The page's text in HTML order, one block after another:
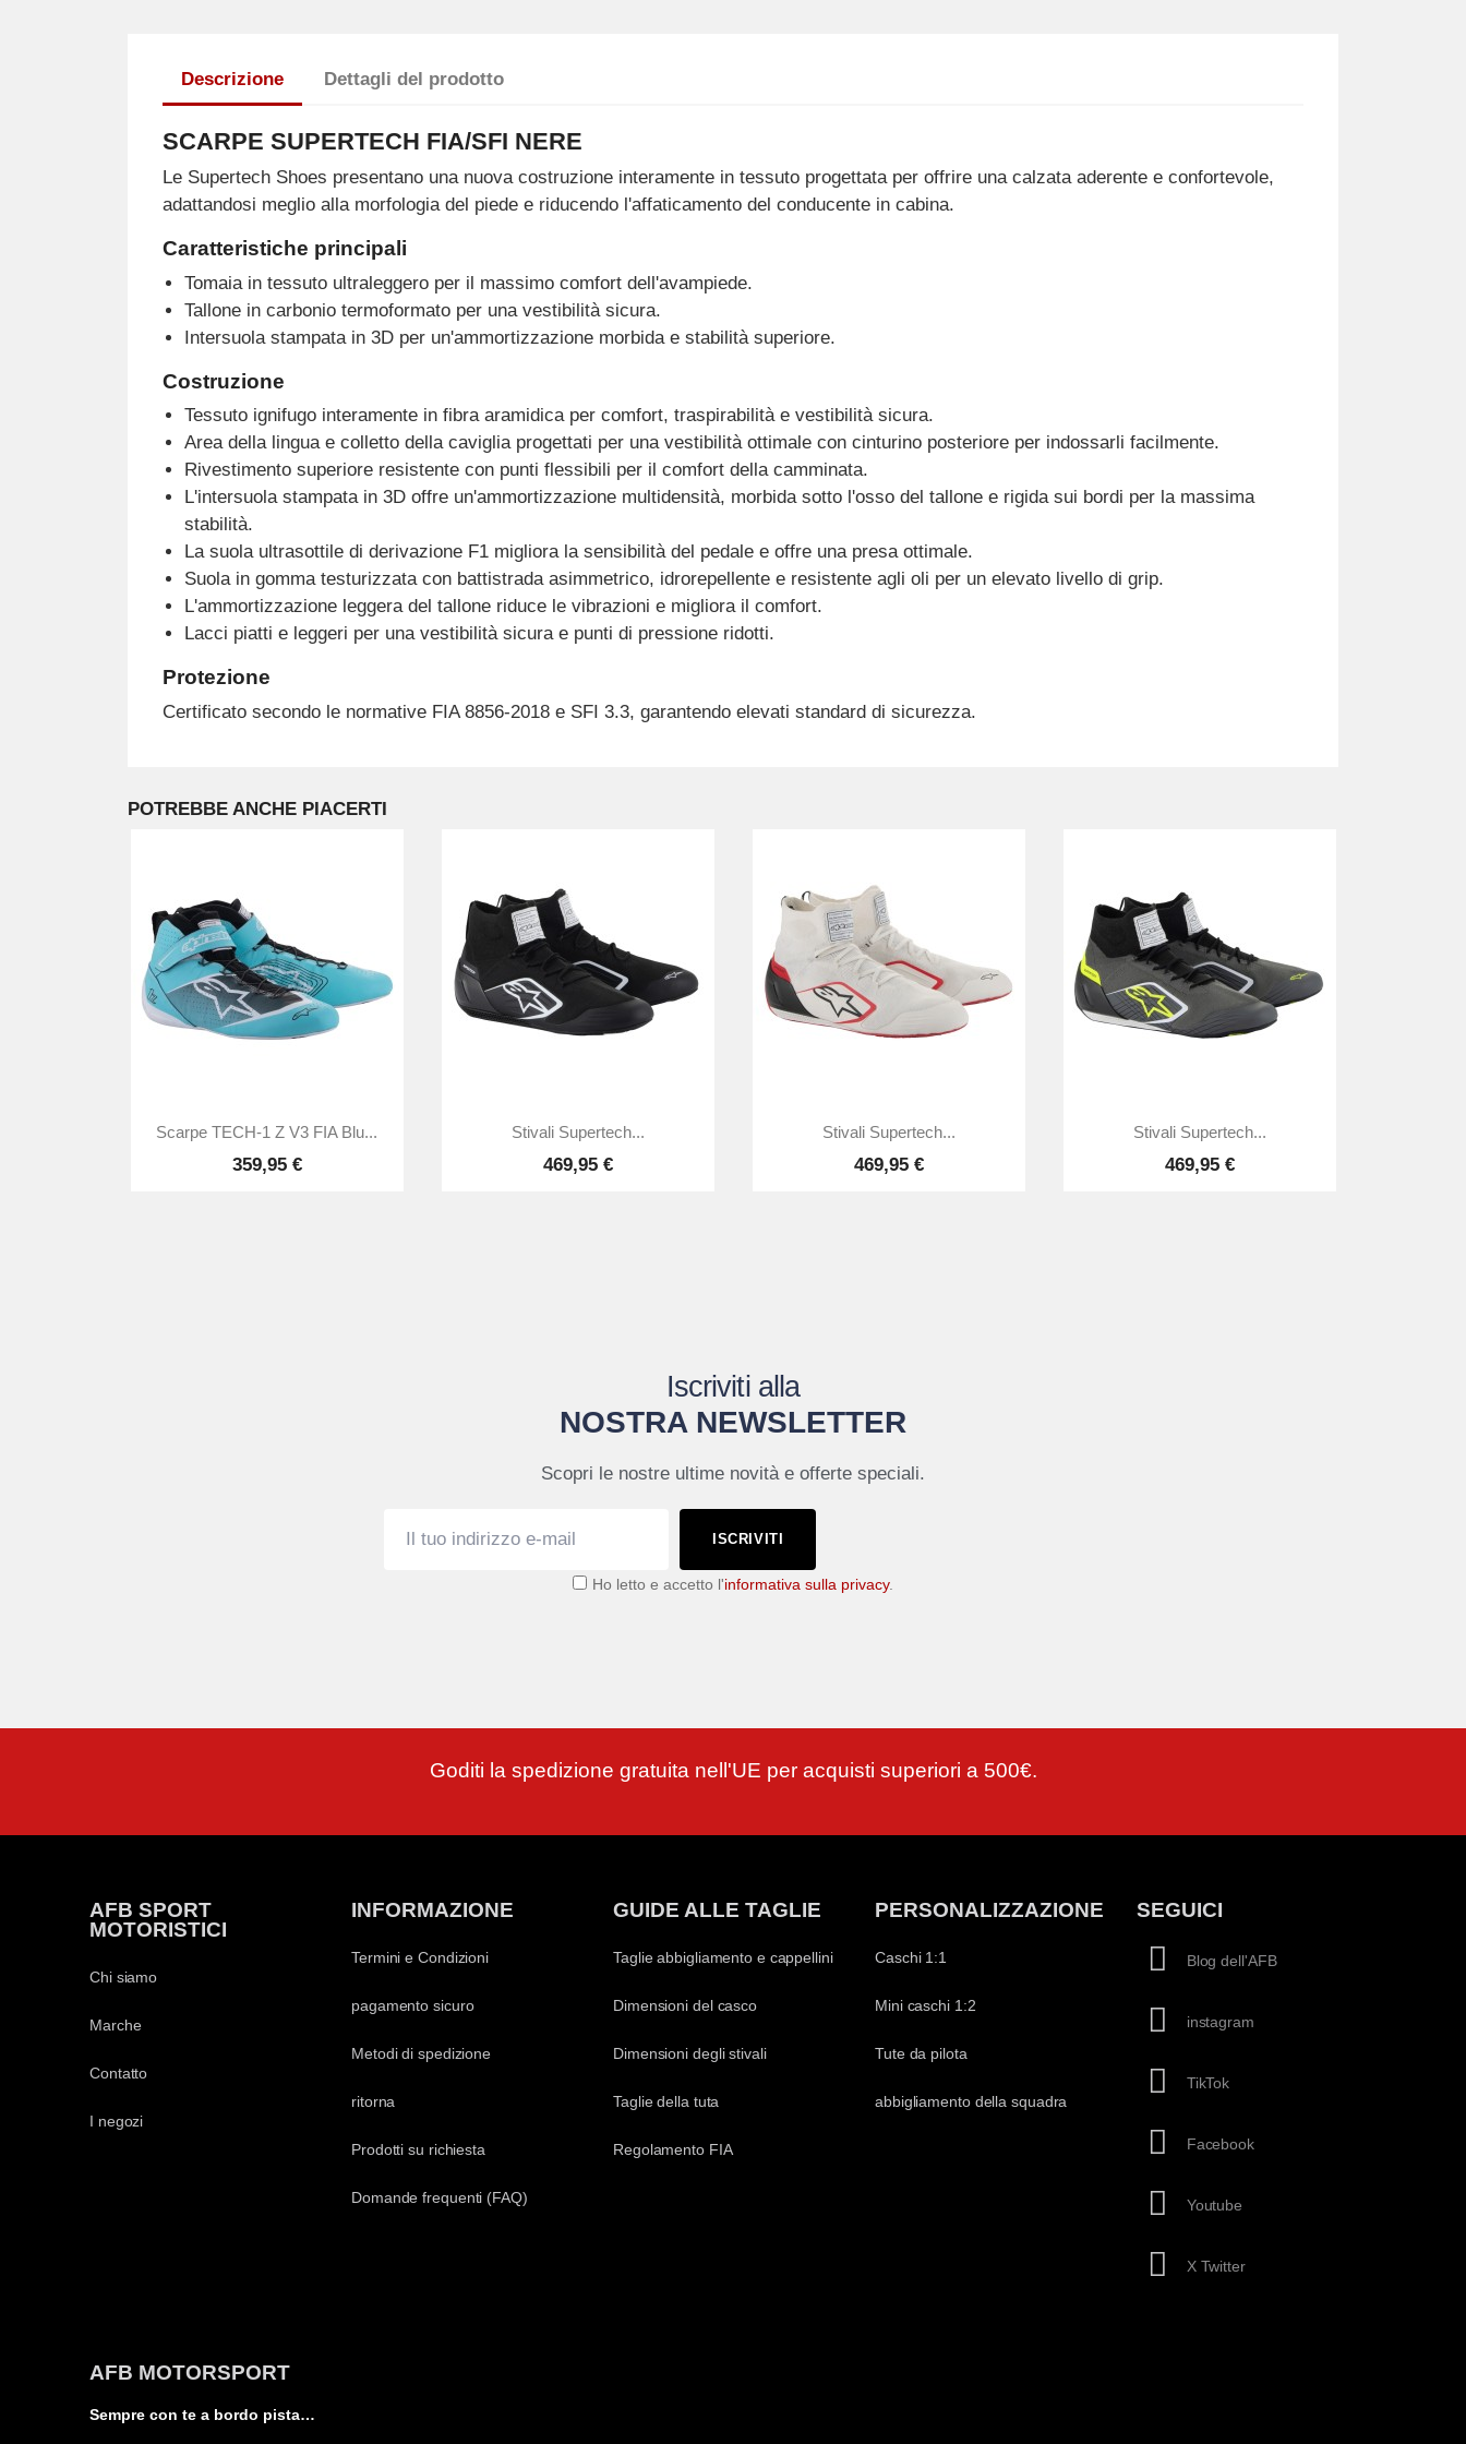
Descrizione Dettagli del prodotto
SCARPE SUPERTECH FIA/SFI NERE
Le Supertech Shoes presentano una nuova costruzione interamente in tessuto progettata per offrire una calzata aderente e confortevole,
adattandosi meglio alla morfologia del piede e riducendo l'affaticamento del conducente in cabina.
Caratteristiche principali
Tomaia in tessuto ultraleggero per il massimo comfort dell'avampiede.
Tallone in carbonio termoformato per una vestibilità sicura.
Intersuola stampata in 3D per un'ammortizzazione morbida e stabilità superiore.
Costruzione
Tessuto ignifugo interamente in fibra aramidica per comfort, traspirabilità e vestibilità sicura.
Area della lingua e colletto della caviglia progettati per una vestibilità ottimale con cinturino posteriore per indossarli facilmente.
Rivestimento superiore resistente con punti flessibili per il comfort della camminata.
L'intersuola stampata in 3D offre un'ammortizzazione multidensità, morbida sotto l'osso del tallone e rigida sui bordi per la massima
stabilità.
La suola ultrasottile di derivazione F1 migliora la sensibilità del pedale e offre una presa ottimale.
Suola in gomma testurizzata con battistrada asimmetrico, idrorepellente e resistente agli oli per un elevato livello di grip.
L'ammortizzazione leggera del tallone riduce le vibrazioni e migliora il comfort.
Lacci piatti e leggeri per una vestibilità sicura e punti di pressione ridotti.
Protezione
Certificato secondo le normative FIA 8856-2018 e SFI 3.3, garantendo elevati standard di sicurezza.
POTREBBE ANCHE PIACERTI
Anteprima
Scarpe TECH-1 Z V3 FIA Blu...
359,95 €
Anteprima
Stivali Supertech...
469,95 €
Anteprima
Stivali Supertech...
469,95 €
Anteprima
Stivali Supertech...
469,95 €
Iscriviti alla
NOSTRA NEWSLETTER
Scopri le nostre ultime novità e offerte speciali.
ISCRIVITI
Ho letto e accetto l'informativa sulla privacy.
Goditi la spedizione gratuita nell'UE per acquisti superiori a 500€.
AFB SPORT
MOTORISTICI
Chi siamo
Marche
Contatto
I negozi
INFORMAZIONE
Termini e Condizioni
pagamento sicuro
Metodi di spedizione
ritorna
Prodotti su richiesta
Domande frequenti (FAQ)
GUIDE ALLE TAGLIE
Taglie abbigliamento e cappellini
Dimensioni del casco
Dimensioni degli stivali
Taglie della tuta
Regolamento FIA
PERSONALIZZAZIONE
Caschi 1:1
Mini caschi 1:2
Tute da pilota
abbigliamento della squadra
SEGUICI
Blog dell'AFB
instagram
TikTok
Facebook
Youtube
X Twitter
AFB MOTORSPORT
Sempre con te a bordo pista…